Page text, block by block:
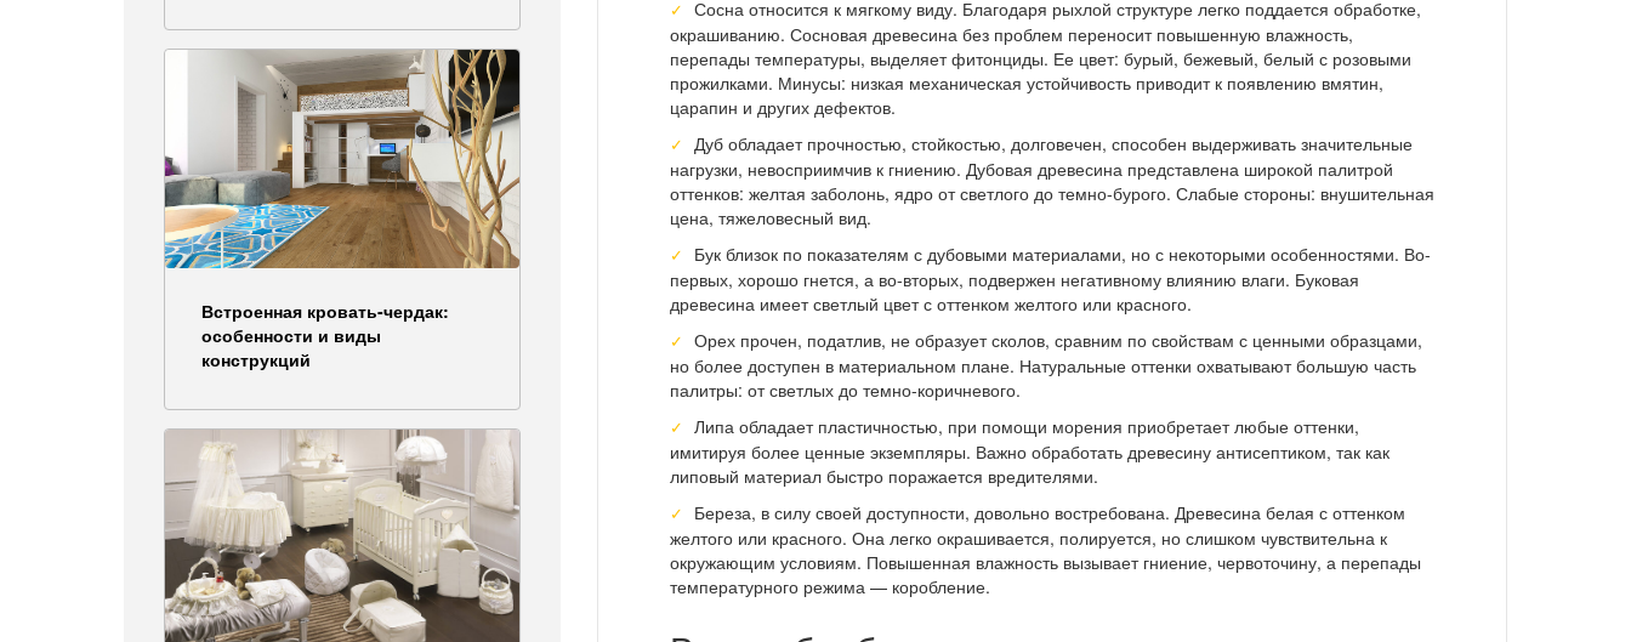
Встроенная кровать-чердак:
особенности и виды
конструкций
Сосна относится к мягкому виду. Благодаря рыхлой структуре легко поддается обработке,
окрашиванию. Сосновая древесина без проблем переносит повышенную влажность,
перепады температуры, выделяет фитонциды. Ее цвет: бурый, бежевый, белый с розовыми
прожилками. Минусы: низкая механическая устойчивость приводит к появлению вмятин,
царапин и других дефектов.
Дуб обладает прочностью, стойкостью, долговечен, способен выдерживать значительные
нагрузки, невосприимчив к гниению. Дубовая древесина представлена широкой палитрой
оттенков: желтая заболонь, ядро от светлого до темно-бурого. Слабые стороны: внушительная
цена, тяжеловесный вид.
Бук близок по показателям с дубовыми материалами, но с некоторыми особенностями. Во-
первых, хорошо гнется, а во-вторых, подвержен негативному влиянию влаги. Буковая
древесина имеет светлый цвет с оттенком желтого или красного.
Орех прочен, податлив, не образует сколов, сравним по свойствам с ценными образцами,
но более доступен в материальном плане. Натуральные оттенки охватывают большую часть
палитры: от светлых до темно-коричневого.
Липа обладает пластичностью, при помощи морения приобретает любые оттенки,
имитируя более ценные экземпляры. Важно обработать древесину антисептиком, так как
липовый материал быстро поражается вредителями.
Береза, в силу своей доступности, довольно востребована. Древесина белая с оттенком
желтого или красного. Она легко окрашивается, полируется, но слишком чувствительна к
окружающим условиям. Повышенная влажность вызывает гниение, червоточину, а перепады
температурного режима — коробление.